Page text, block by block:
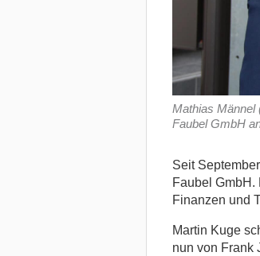
Mathias Männel
Faubel GmbH
Seit
Faubel
Finanzen und
Martin Kuge
nun von Frank